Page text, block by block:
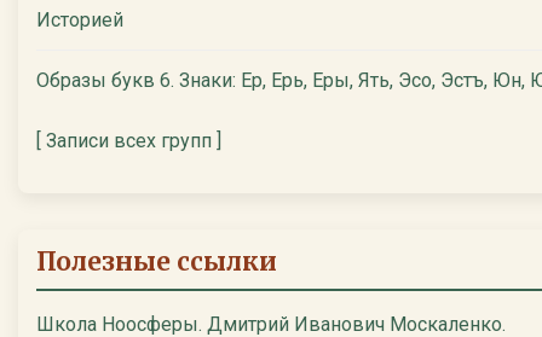
Историей
Образы букв 6. Знаки: Ер, Ерь, Еры, Ять, Эсо, Эстъ, Юн,
[ Записи всех групп ]
Полезные ссылки
Школа Ноосферы. Дмитрий Иванович Москаленко.